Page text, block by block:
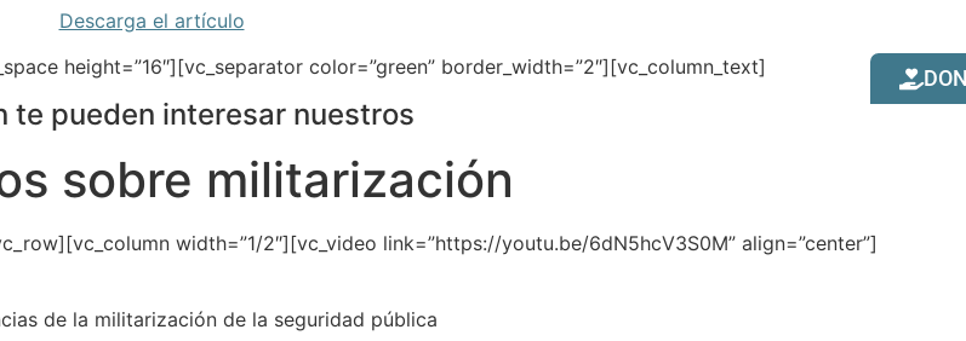
Descarga el artículo
height=”16″][vc_separator color=”green” border_width=”2″][vc_column_text]
te pueden interesar nuestros
sobre militarización
width=”1/2″][vc_video link=”https://youtu.be/6dN5hcV3S0M” align=”center”]
de la militarización de la seguridad pública